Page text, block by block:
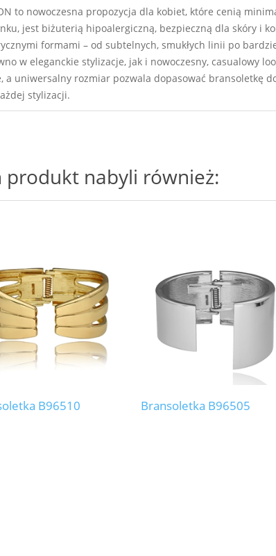
to nowoczesna propozycja dla kobiet, które cenią
jest biżuterią hipoalergiczną, bezpieczną dla skóry i
formami – od subtelnych, smukłych linii po
w eleganckie stylizacje, jak i nowoczesny, casualowy
a uniwersalny rozmiar pozwala dopasować bransoletkę
stylizacji.
nabyli również:
B96510 Bransoletka B96505